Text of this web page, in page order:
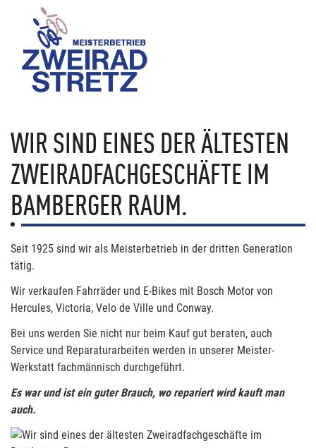
WIR SIND EINES DER ÄLTESTEN
ZWEIRADFACHGESCHÄFTE IM
BAMBERGER RAUM.
Seit 1925 sind wir als Meisterbetrieb in der dritten Generation
tätig.
Wir verkaufen Fahrräder und E-Bikes mit Bosch Motor von
Hercules, Victoria, Velo de Ville und Conway.
Bei uns werden Sie nicht nur beim Kauf gut beraten, auch
Service und Reparaturarbeiten werden in unserer Meister-
Werkstatt fachmännisch durchgeführt.
Es war und ist ein guter Brauch, wo repariert wird kauft man
auch.